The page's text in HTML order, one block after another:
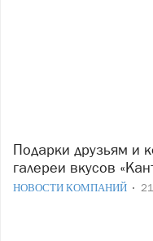
Подарки друзьям и коллегам на Новый год от
галереи вкусов
НОВОСТИ КОМПАНИЙ